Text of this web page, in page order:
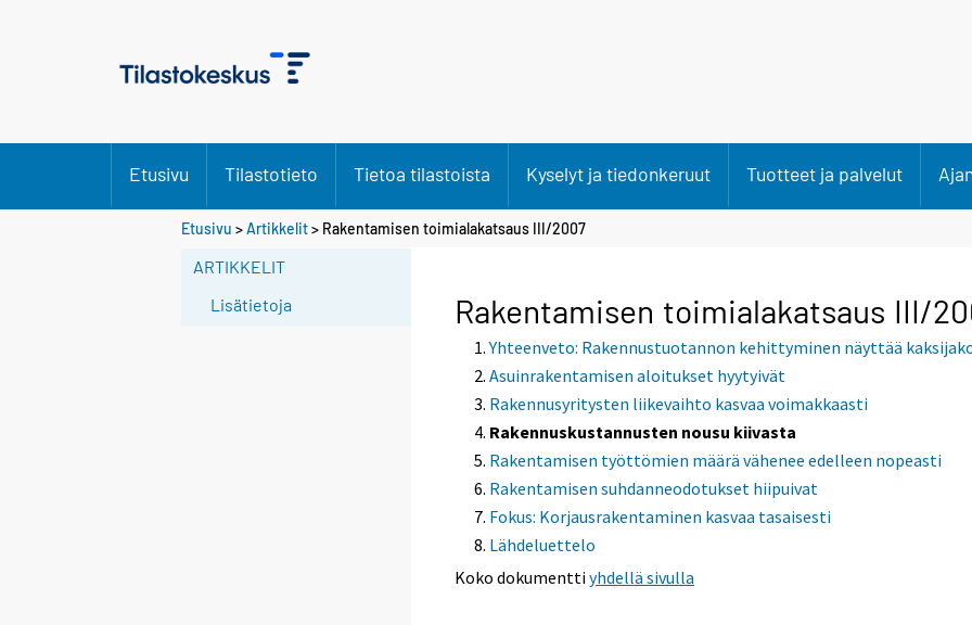
Etusivu Tilastotieto Tietoa tilastoista Kyselyt ja tiedonkeruut Tuotteet ja palvelut
Etusivu >Artikkelit> Rakentamisen toimialakatsaus III/2007
ARTIKKELIT
Lisätietoja
Rakentamisen toimialakatsaus III/
Yhteenveto: Rakennustuotannon kehittyminen näyttää
Asuinrakentamisen aloitukset hyytyivät
Rakennusyritysten liikevaihto kasvaa voimakkaasti
Rakennuskustannusten nousu kiivasta
Rakentamisen työttömien määrä vähenee edelleen nopeasti
Rakentamisen suhdanneodotukset hiipuivat
Fokus: Korjausrakentaminen kasvaa tasaisesti
Lähdeluettelo
Koko dokumenttiyhdellä sivulla